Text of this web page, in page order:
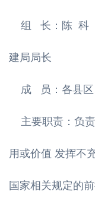
组 长：陈 科
建局局长
成 员：各县区
主要职责：负责
用或价值 发挥不
国家相关规定的